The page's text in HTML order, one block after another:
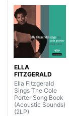
ELLA
FITZGERALD
Ella Fitzgerald
Sings The Cole
Porter Song Book
(Acoustic Sounds)
(2LP)